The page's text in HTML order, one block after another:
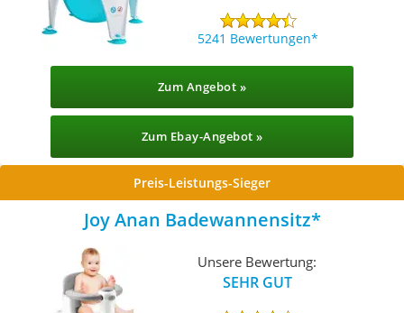
5241 Bewertungen
Zum Angebot »
Zum Ebay-Angebot »
Preis-Leistungs-Sieger
Joy Anan Badewannensitz
Unsere Bewertung:
SEHR GUT